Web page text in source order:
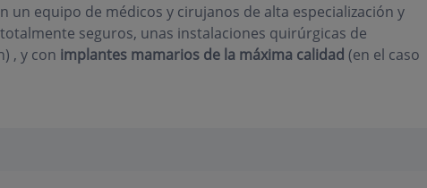
un equipo de médicos y cirujanos de alta especialización y
seguros, unas instalaciones quirúrgicas de
, y con implantes mamarios de la máxima calidad (en el caso